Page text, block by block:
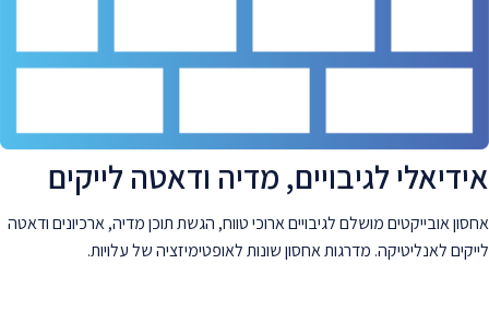
אידיאלי לגיבויים, מדיה ודאטה לייקים
אחסון אובייקטים מושלם לגיבויים ארוכי טווח, הגשת תוכן מדיה, ארכיונים ודאטה
לייקים לאנליטיקה. מדרגות אחסון שונות לאופטימיזציה של עלויות.